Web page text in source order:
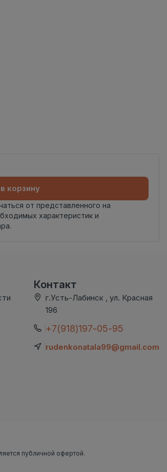
корзину
от представленного на
характеристик и
Контакт
г.Усть-Лабинск , ул. Красная
196
+7(918)197-05-95
rudenkonatala99@gmail.com
публичной офертой.